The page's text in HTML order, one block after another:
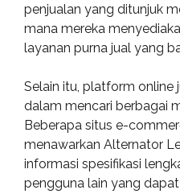
penjualan yang ditunjuk
mana mereka
layanan purna jual yang
Selain itu, platform
dalam mencari berbagai
Beberapa situs e-
menawarkan Alternator
informasi spesifikasi
pengguna lain yang